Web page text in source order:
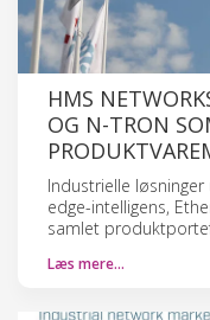
HMS
OG N-TRON
Industrielle
edge-intelligens,
samlet
Læs mere…